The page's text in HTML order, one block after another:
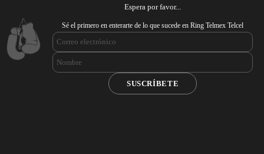
Espera por favor...
Sé el primero en enterarte de lo que sucede en Ring Telmex Telcel